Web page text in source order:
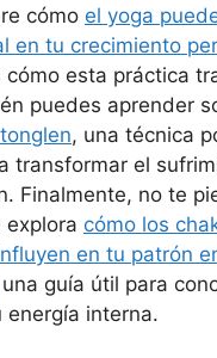
cómo el yoga
en tu crecimiento
cómo esta práctica
puedes aprender
, una técnica
transformar el
Finalmente, no te
explora cómo los
en tu patrón
guía útil para
energía interna.